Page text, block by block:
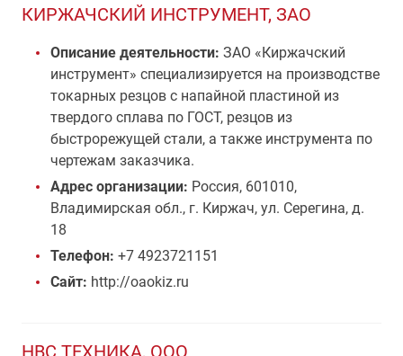
КИРЖАЧСКИЙ ИНСТРУМЕНТ, ЗАО
Описание деятельности: ЗАО «Киржачский
инструмент» специализируется на производстве
токарных резцов с напайной пластиной из
твердого сплава по ГОСТ, резцов из
быстрорежущей стали, а также инструмента по
чертежам заказчика.
Адрес организации: Россия, 601010,
Владимирская обл., г. Киржач, ул. Серегина, д.
18
Телефон: +7 4923721151
Сайт: http://oaokiz.ru
НВС ТЕХНИКА, ООО